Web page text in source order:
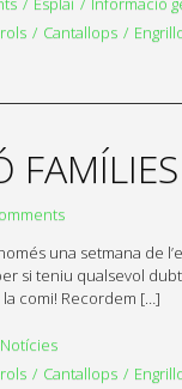
Cantallops
una setmana de
si teniu qualsevol
comi! Recordem […]
Notícies
Cantallops